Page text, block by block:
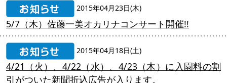
2015年04月23日(木)
5/7（木）佐藤一美オカリナコンサート開催!!
2015年04月18日(土)
4/21（火）、4/22（水）、4/23（木）に入園料の割
引がついた新聞折込広告が入ります。